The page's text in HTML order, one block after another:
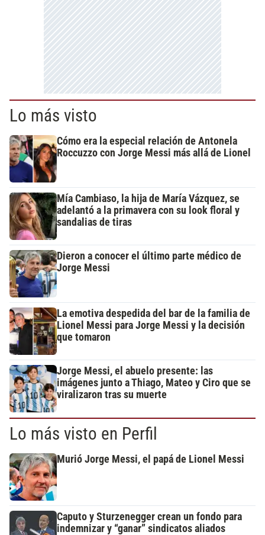
Lo más visto
Cómo era la especial relación de Antonela
Roccuzzo con Jorge Messi más allá de Lionel
Mía Cambiaso, la hija de María Vázquez, se
adelantó a la primavera con su look floral y
sandalias de tiras
Dieron a conocer el último parte médico de
Jorge Messi
La emotiva despedida del bar de la familia de
Lionel Messi para Jorge Messi y la decisión
que tomaron
Jorge Messi, el abuelo presente: las
imágenes junto a Thiago, Mateo y Ciro que se
viralizaron tras su muerte
Lo más visto en Perfil
Murió Jorge Messi, el papá de Lionel Messi
Caputo y Sturzenegger crean un fondo para
indemnizar y “ganar” sindicatos aliados